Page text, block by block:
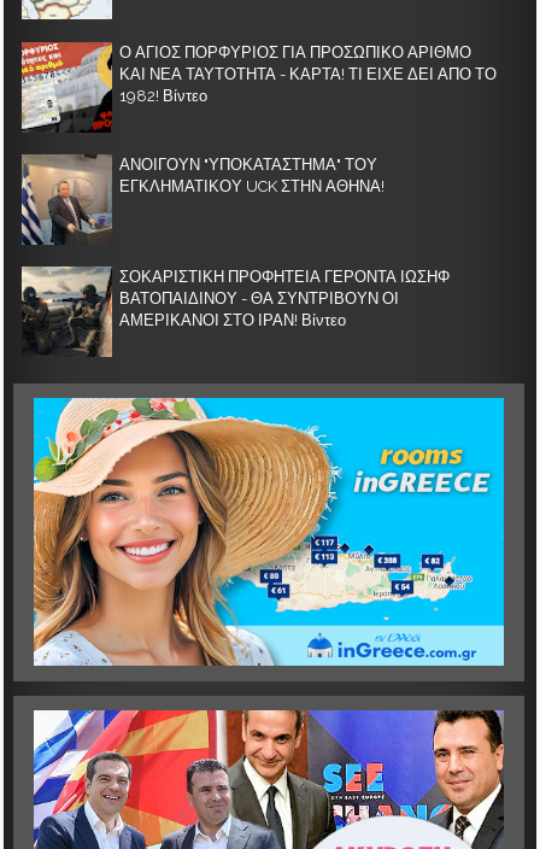
Ο ΑΓΙΟΣ ΠΟΡΦΥΡΙΟΣ ΓΙΑ ΠΡΟΣΩΠΙΚΟ ΑΡΙΘΜΟ
ΚΑΙ ΝΕΑ ΤΑΥΤΟΤΗΤΑ - ΚΑΡΤΑ! ΤΙ ΕΙΧΕ ΔΕΙ ΑΠΟ ΤΟ
1982! Βίντεο
ΑΝΟΙΓΟΥΝ "ΥΠΟΚΑΤΑΣΤΗΜΑ" ΤΟΥ
ΕΓΚΛΗΜΑΤΙΚΟΥ UCK ΣΤΗΝ ΑΘΗΝΑ!
ΣΟΚΑΡΙΣΤΙΚΗ ΠΡΟΦΗΤΕΙΑ ΓΕΡΟΝΤΑ ΙΩΣΗΦ
ΒΑΤΟΠΑΙΔΙΝΟΥ - ΘΑ ΣΥΝΤΡΙΒΟΥΝ ΟΙ
ΑΜΕΡΙΚΑΝΟΙ ΣΤΟ ΙΡΑΝ! Βίντεο